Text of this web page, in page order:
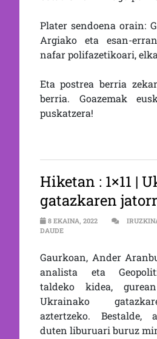
Plater sendoena orain:
Argiako eta esan-
nafar polifazetikoari,
Eta postrea berria
berria. Goazemak
puskatzera!
Hiketan : 1×11 |
gatazkaren
8 EKAINA, 2022
DAUDE1×11 | UKRAINAKO
Gaurkoan, Ander
analista eta
taldeko kidea,
Ukrainako
aztertzeko. Bestalde,
duten liburuari buruz